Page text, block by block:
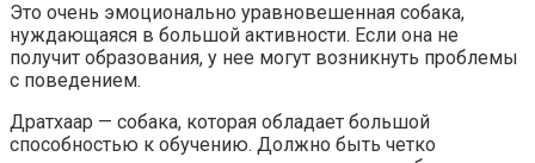
Это очень эмоционально уравновешенная собака,
нуждающаяся в большой активности. Если она не
получит образования, у нее могут возникнуть проблемы
с поведением.
Дратхаар — собака, которая обладает большой
способностью к обучению. Должно быть четко